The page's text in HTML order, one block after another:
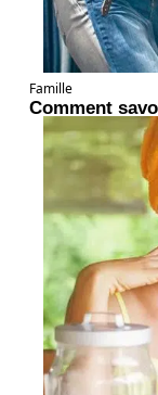
Famille
Comment